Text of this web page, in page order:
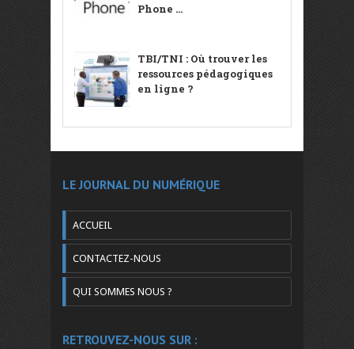
Phone ...
TBI/TNI : Où trouver les
ressources pédagogiques
en ligne ?
LE JOURNAL DU NUMÉRIQUE
ACCUEIL
CONTACTEZ-NOUS
QUI SOMMES NOUS ?
RETROUVEZ-NOUS SUR :